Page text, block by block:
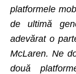
platformele
de ultimă
adevărat o
McLaren. Ne
două